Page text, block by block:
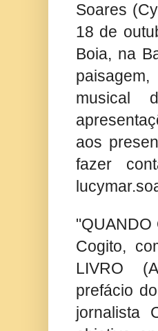
Soares
18 de
Boia, na
musical
aos
fazer
"QUANDO
Cogito,
LIVRO
prefácio
jornalista